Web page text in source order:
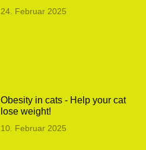
24. Februar 2025
Obesity in cats - Help your cat
lose weight!
10. Februar 2025